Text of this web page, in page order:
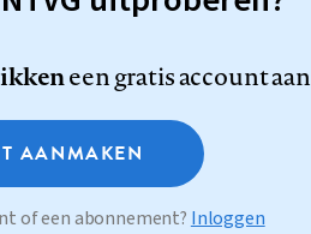
een gratis account aan
AANMAKEN
of een abonnement? Inloggen